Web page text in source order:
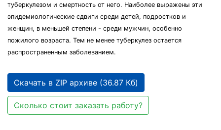
туберкулезом и смертность от него. Наиболее выражены эти
эпидемиологические сдвиги среди детей, подростков и
женщин, в меньшей степени - среди мужчин, особенно
пожилого возраста. Тем не менее туберкулез остается
распространенным заболеванием.
Скачать в ZIP архиве (36.87 Кб)
Сколько стоит заказать работу?